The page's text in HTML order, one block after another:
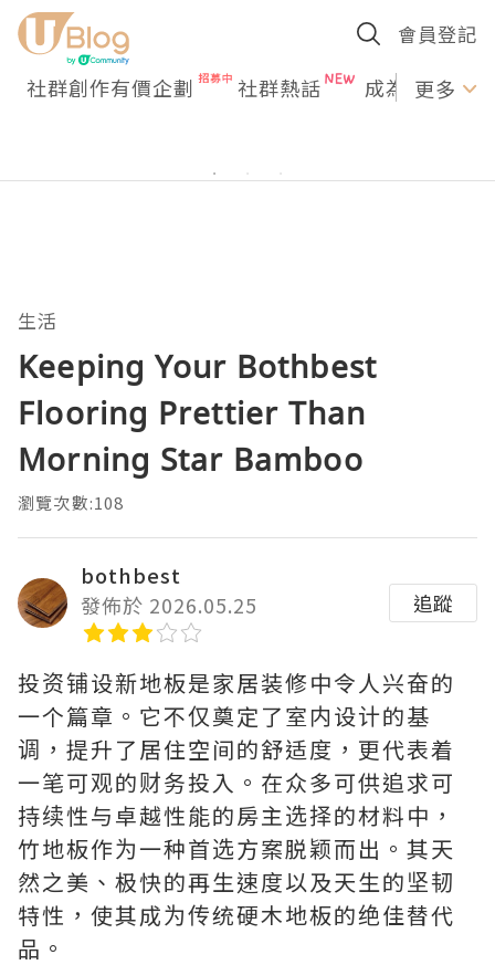
會員登記
社群創作有價企劃 社群熱話 成為U更多
生活
Keeping Your Bothbest
Flooring Prettier Than
Morning Star Bamboo
瀏覽次數:108
bothbest
發佈於 2026.05.25
追蹤
投资铺设新地板是家居装修中令人兴奋的
一个篇章。它不仅奠定了室内设计的基
调，提升了居住空间的舒适度，更代表着
一笔可观的财务投入。在众多可供追求可
持续性与卓越性能的房主选择的材料中，
竹地板作为一种首选方案脱颖而出。其天
然之美、极快的再生速度以及天生的坚韧
特性，使其成为传统硬木地板的绝佳替代
品。